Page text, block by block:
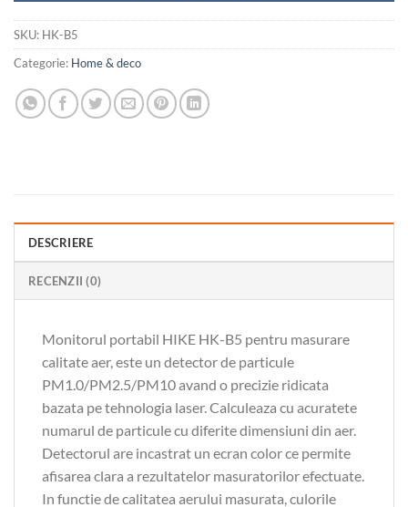
SKU: HK-B5
Categorie: Home & deco
DESCRIERE
RECENZII (0)
Monitorul portabil HIKE HK-B5 pentru masurare
calitate aer, este un detector de particule
PM1.0/PM2.5/PM10 avand o precizie ridicata
bazata pe tehnologia laser. Calculeaza cu acuratete
numarul de particule cu diferite dimensiuni din aer.
Detectorul are incastrat un ecran color ce permite
afisarea clara a rezultatelor masuratorilor efectuate.
In functie de calitatea aerului masurata, culorile